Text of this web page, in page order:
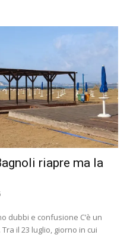
riapre ma la
dubbi e confusione C’è un
il 23 luglio, giorno in cui